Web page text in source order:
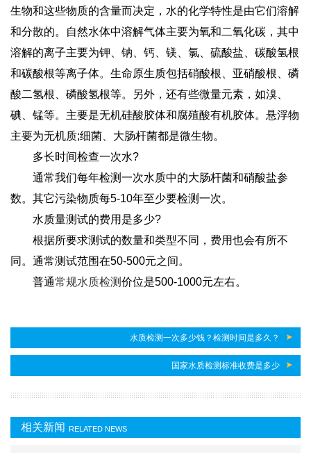
生物和这些物质的含量而决定，水的化学特性是由它们溶解
和分散的。自然水体中溶解气体主要为氧和二氧化碳，其中
溶解的离子主要为钾、钠、钙、镁、氯、硫酸盐、碳酸氢根
和碳酸根等离子体。生命原生质包括硝酸根、亚硝酸根、磷
酸二氢根、磷酸氢根等。另外，还有些微量元素，如溴、
碘、锰等。主要是无机硅酸胶体和腐殖酸有机胶体。悬浮物
主要为无机质;细菌、大肠杆菌都是微生物。
多长时间检查一次水?
通常我们每年检测一次水质中的大肠杆菌和硝酸盐参
数。其它污染物质每5-10年至少要检测一次。
水质量测试的费用是多少?
根据所要求测试的数量和类型不同，费用也会有所不
同。通常测试范围在50-500元之间。
普通常规水质检测价位是500-1000元左右。
水质检测一次多少钱？检测时间是多久？
国家水质检测标准收费是多少
相关新闻 RELATED NEWS